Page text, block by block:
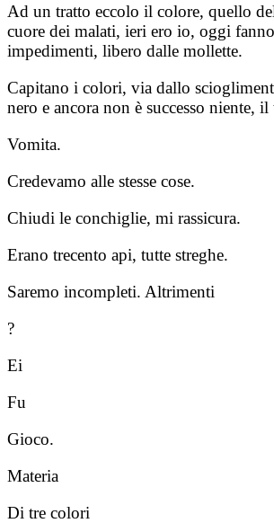
Ad un tratto eccolo il colore, quello
cuore dei malati, ieri ero io, oggi
impedimenti, libero dalle mollette.
Capitano i colori, via dallo
nero e ancora non è successo niente,
Vomita.
Credevamo alle stesse cose.
Chiudi le conchiglie, mi rassicura.
Erano trecento api, tutte streghe.
Saremo incompleti. Altrimenti
?
Ei
Fu
Gioco.
Materia
Di tre colori